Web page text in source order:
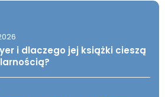
i dlaczego jej książki cieszą